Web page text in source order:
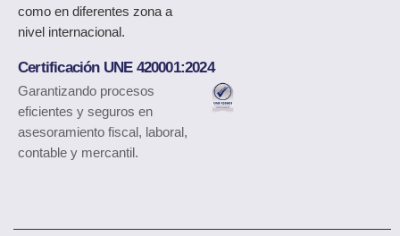
como en diferentes zona a
nivel internacional.
Certificación UNE 420001:2024
Garantizando procesos
eficientes y seguros en
asesoramiento fiscal, laboral,
contable y mercantil.